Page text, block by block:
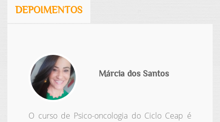
DEPOIMENTOS
Márcia dos Santos
O curso de Psico-oncologia do Ciclo Ceap é